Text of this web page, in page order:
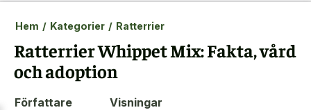
Hem / Kategorier / Ratterrier
Ratterrier Whippet Mix: Fakta, vård
och adoption
Författare
Visningar